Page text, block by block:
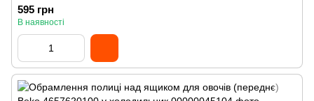
595 грн
В наявності